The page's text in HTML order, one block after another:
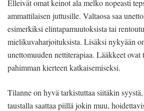
Elleivät omat keinot ala melko nopeasti
ammattilaisen juttusille. Valtaosa saa
esimerkiksi elintapamuutoksista tai
mielikuvaharjoituksista. Lisäksi nykyään
unettomuuden nettiterapiaa. Lääkkeet ovat
pahimman kierteen katkaisemiseksi.
Tilanne on hyvä tarkistuttaa siitäkin
taustalla saattaa piillä jokin muu,